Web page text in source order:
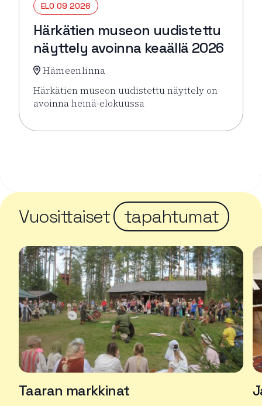
ELO 09 2026
Härkätien museon uudistettu
näyttely avoinna keaällä 2026
Hämeenlinna
Härkätien museon uudistettu näyttely on
avoinna heinä-elokuussa
Lue lisää tapahtumasta Härkätien museon
Vuosittaiset tapahtumat
Taaran markkinat